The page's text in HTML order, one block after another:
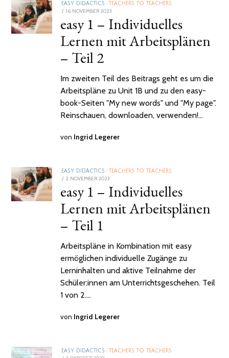
EASY DIDACTICS TEACHERS TO TEACHERS
POSTED
16. NOVEMBER 2023
easy 1 – Individuelles
Lernen mit Arbeitsplänen
– Teil 2
Im zweiten Teil des Beitrags geht es um die
Arbeitspläne zu Unit 1B und zu den easy-
book-Seiten "My new words" und "My page".
Reinschauen, downloaden, verwenden!…
von Ingrid Legerer
EASY DIDACTICS TEACHERS TO TEACHERS
POSTED
2. NOVEMBER 2023
NOVEMBER
2023
easy 1 – Individuelles
Lernen mit Arbeitsplänen
– Teil 1
Arbeitspläne in Kombination mit easy
ermöglichen individuelle Zugänge zu
Lerninhalten und aktive Teilnahme der
Schüler:innen am Unterrichtsgeschehen. Teil
1 von 2.…
von Ingrid Legerer
EASY DIDACTICS TEACHERS TO TEACHERS